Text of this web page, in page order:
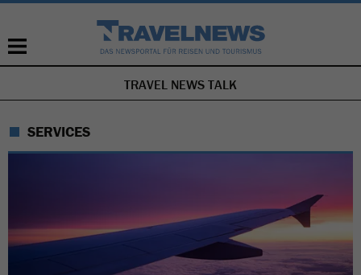
NAVIGATION
ÜBERSPRINGEN
TRAVEL NEWS TALK
SERVICES